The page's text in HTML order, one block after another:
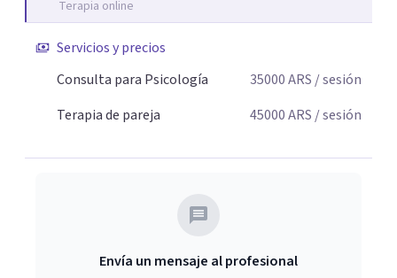
Terapia online
Servicios y precios
Consulta para Psicología
35000ARS / sesión
Terapia de pareja
45000ARS / sesión
Envía un mensaje al profesional